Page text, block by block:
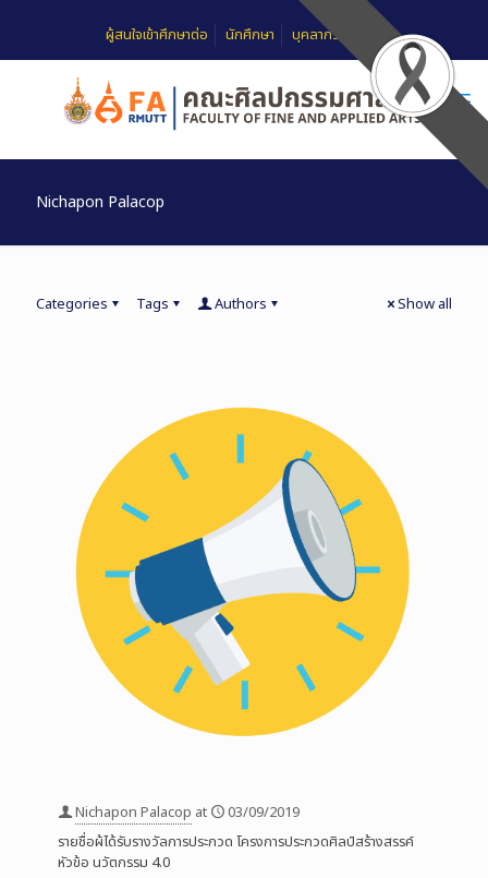
ผู้สนใจเข้าศึกษาต่อ นักศึกษา บุคลากร
Nichapon Palacop
Categories Tags Authors Show all
Nichapon Palacop at
03/09/2019
รายชื่อผ้ได้รับรางวัลการประกวด โครงการประกวดศิลป์สร้างสรรค์
หัวข้อ นวัตกรรม 4.0